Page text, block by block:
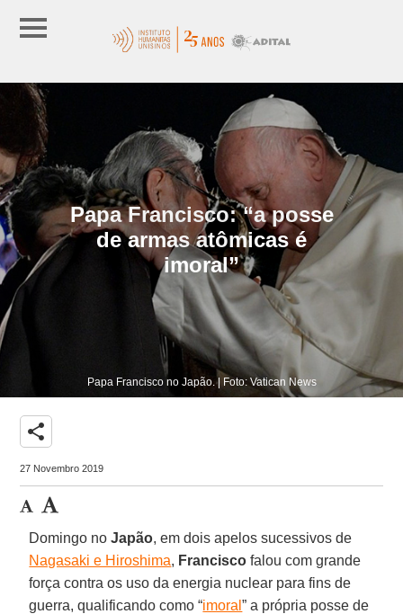
Papa Francisco: “a posse
de armas atômicas é
imoral”
Papa Francisco no Japão. | Foto: Vatican News
share
27 Novembro 2019
Domingo noJapão, em dois apelos sucessivos de
Nagasaki e Hiroshima, Francisco falou com grande
força contra os uso da energia nuclear para fins de
guerra, qualificando como “imoral” a própria posse de